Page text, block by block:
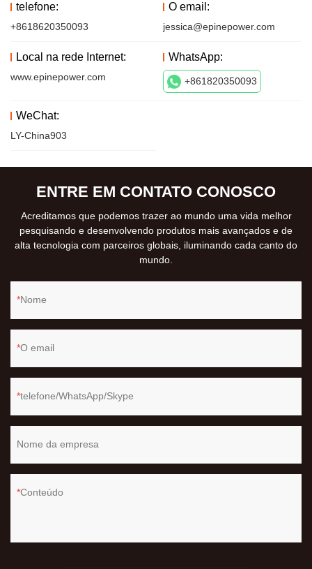
telefone:
+8618620350093
O email:
jessica@epinepower.com
Local na rede Internet:
www.epinepower.com
WhatsApp:
+861820350093
WeChat:
LY-China903
ENTRE EM CONTATO CONOSCO
Acreditamos que podemos trazer ao mundo uma vida melhor
pesquisando e desenvolvendo produtos mais avançados e de
alta tecnologia com parceiros globais, iluminando cada canto do
mundo.
Nome
O email
telefone/WhatsApp/Skype
Nome da empresa
Conteúdo